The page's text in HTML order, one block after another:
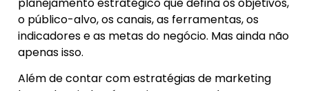
o público-alvo, os canais, as ferramentas, os
indicadores e as metas do negócio. Mas ainda não
apenas isso.
Além de contar com estratégias de marketing